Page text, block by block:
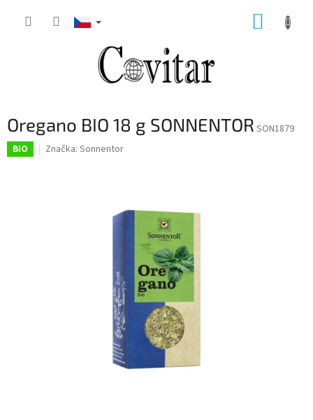
Oregano BIO 18 g SONNENTOR SON1879
BIO Značka: Sonnentor